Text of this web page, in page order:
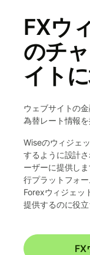
FXウ
のチ
イト
ウェブサイトの
為替レート情報
Wiseのウィジェ
するように設計
ーザーに提供し
行プラットフォ
Forexウィジェッ
提供するのに役立
FX